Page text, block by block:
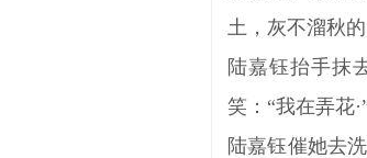
土，灰不溜秋
陆嘉钰抬手抹
笑：“我在弄花
陆嘉钰催她去